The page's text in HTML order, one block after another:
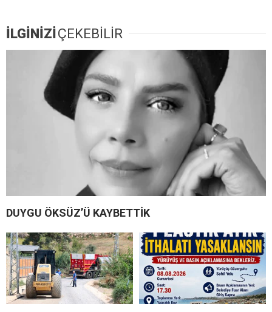
İLGİNİZİ ÇEKEBİLİR
DUYGU ÖKSÜZ’Ü KAYBETTİK